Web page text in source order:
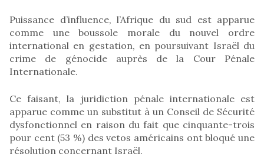
Puissance d’influence, l’Afrique du sud est apparue
comme une boussole morale du nouvel ordre
international en gestation, en poursuivant Israël du
crime de génocide auprès de la Cour Pénale
Internationale.
Ce faisant, la juridiction pénale internationale est
apparue comme un substitut à un Conseil de Sécurité
dysfonctionnel en raison du fait que cinquante-trois
pour cent (53 %) des vetos américains ont bloqué une
résolution concernant Israël.